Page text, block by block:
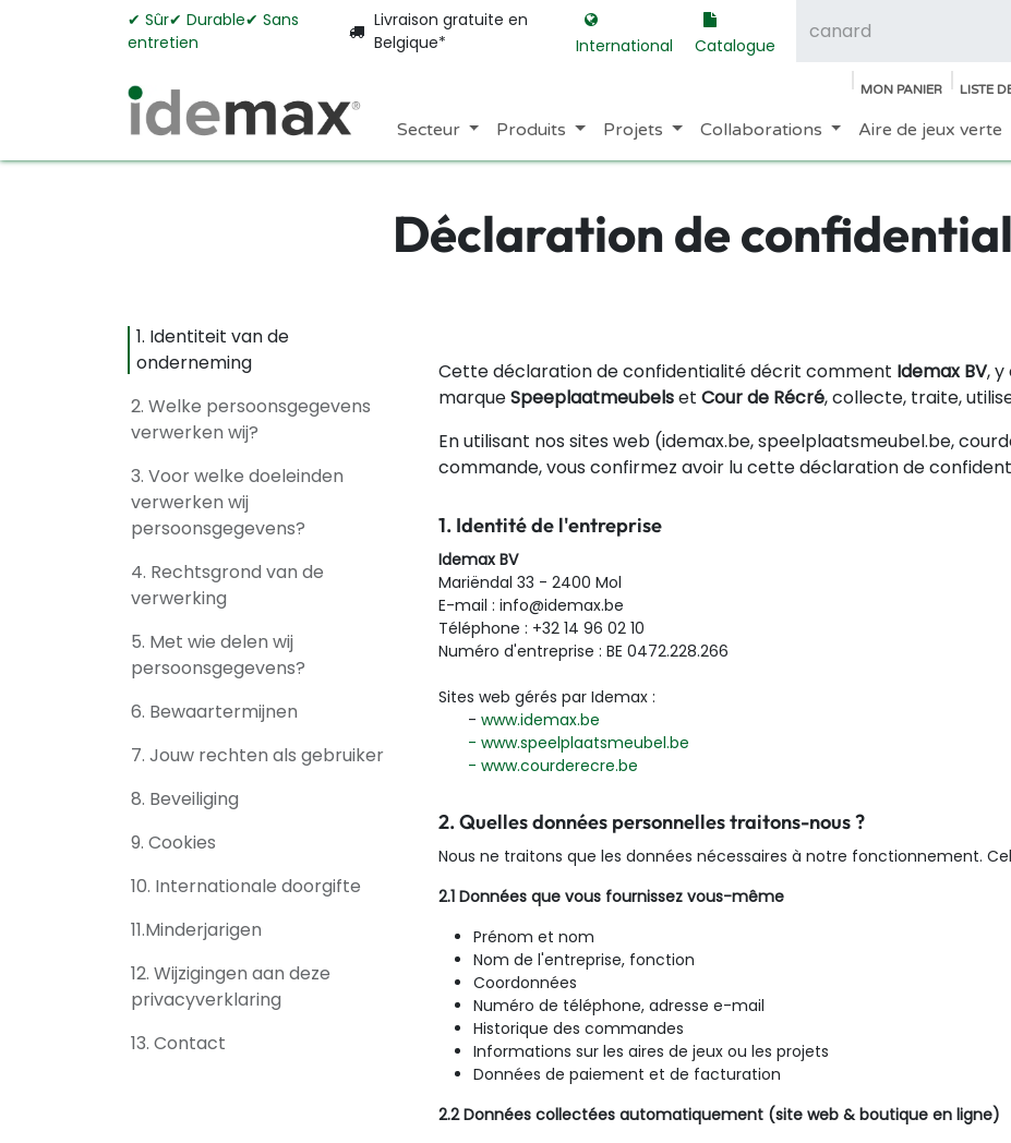
Se rendre au contenu✔︎ Sûr✔︎ Durable✔︎ Sans
entretien
Livraison gratuite en
Belgique*
International Catalogue
MON PANIER LISTE
Secteur Produits Projets Collaborations Aire de jeux verte
Déclaration de
1. Identiteit van de
onderneming
2. Welke persoonsgegevens
verwerken wij?
3. Voor welke doeleinden
verwerken wij
persoonsgegevens?
4. Rechtsgrond van de
verwerking
5. Met wie delen wij
persoonsgegevens?
6. Bewaartermijnen
7. Jouw rechten als gebruiker
8. Beveiliging
9. Cookies
10. Internationale doorgifte
11.Minderjarigen
12. Wijzigingen aan deze
privacyverklaring
13. Contact
Cette déclaration de confidentialité décrit comment Idemax BV,
marqueSpeeplaatmeubelset Cour de Récré, collecte, traite,
En utilisant nos sites web (idemax.be, speelplaatsmeubel.be,
commande, vous confirmez avoir lu cette déclaration de
1. Identité de l'entreprise
Idemax BV
Mariëndal 33 - 2400 Mol
E-mail : info@idemax.be
Téléphone : +32 14 96 02 10
Numéro d'entreprise : BE 0472.228.266
Sites web gérés par Idemax :
​- www.idemax.be
​- www.speelplaatsmeubel.be
​- www.courderecre.be
2. Quelles données personnelles traitons-nous ?
Nous ne traitons que les données nécessaires à notre fonctionnement.
2.1 Données que vous fournissez vous-même
Prénom et nom
Nom de l'entreprise, fonction
Coordonnées
Numéro de téléphone, adresse e-mail
Historique des commandes
Informations sur les aires de jeux ou les projets
Données de paiement et de facturation
2.2 Données collectées automatiquement (site web & boutique en ligne)